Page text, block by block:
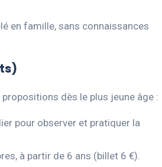
en famille, sans connaissances
dès le plus jeune âge :
pour observer et pratiquer la
à partir de 6 ans (billet 6 €).